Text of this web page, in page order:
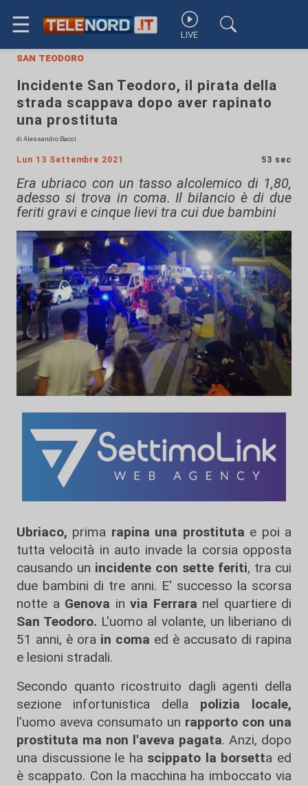
☰ LIVE
san teodoro
Incidente San Teodoro, il pirata della
strada scappava dopo aver rapinato
una prostituta
di Alessandro Bacci
Lun 13 Settembre 2021 53 sec
Era ubriaco con un tasso alcolemico di 1,80,
adesso si trova in coma. Il bilancio è di due
feriti gravi e cinque lievi tra cui due bambini
Ubriaco, prima rapina una prostituta e poi a
tutta velocità in auto invade la corsia opposta
causando un incidente con sette feriti, tra cui
due bambini di tre anni. E' successo la scorsa
notte a Genova in via Ferrara nel quartiere di
San Teodoro. L'uomo al volante, un liberiano di
51 anni, è ora in coma ed è accusato di rapina
e lesioni stradali.
Secondo quanto ricostruito dagli agenti della
sezione infortunistica della polizia locale,
l'uomo aveva consumato un rapporto con una
prostituta ma non l'aveva pagata. Anzi, dopo
una discussione le ha scippato la borsetta ed
è scappato. Con la macchina ha imboccato via